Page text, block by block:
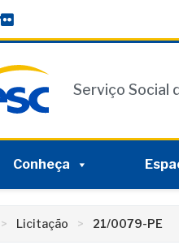
Serviço Social
Conheça
Licitação 21/0079-PE